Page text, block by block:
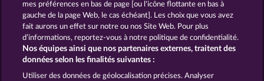
CGU Charte de confidentialité
Mentions légales Société FAQ
Facebook Blog
mes préférences en bas de page [ou l'icône flottante en bas à
gauche de la page Web, le cas échéant]. Les choix que vous avez
fait aurons un effet sur notre ou nos Site Web. Pour plus
d’informations, reportez-vous à notre politique de confidentialité.
Nos équipes ainsi que nos partenaires externes, traitent des
données selon les finalités suivantes :
Utiliser des données de géolocalisation précises. Analyser